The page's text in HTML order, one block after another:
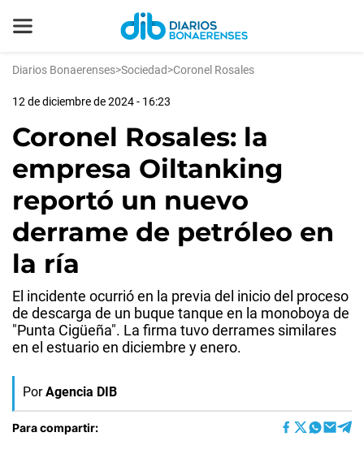
Diarios Bonaerenses>Sociedad>Coronel Rosales
12 de diciembre de 2024 - 16:23
Coronel Rosales: la
empresa Oiltanking
reportó un nuevo
derrame de petróleo en
la ría
El incidente ocurrió en la previa del inicio del proceso
de descarga de un buque tanque en la monoboya de
"Punta Cigüeña". La firma tuvo derrames similares
en el estuario en diciembre y enero.
Por Agencia DIB
Para compartir: